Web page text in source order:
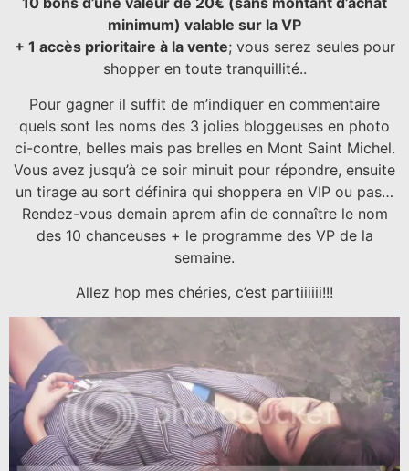
minimum) valable sur la VP
+ 1 accès prioritaire à la vente; vous serez seules pour
shopper en toute tranquillité..
Pour gagner il suffit de m’indiquer en commentaire
quels sont les noms des 3 jolies bloggeuses en photo
ci-contre, belles mais pas brelles en Mont Saint Michel.
Vous avez jusqu’à ce soir minuit pour répondre, ensuite
un tirage au sort définira qui shoppera en VIP ou pas…
Rendez-vous demain aprem afin de connaître le nom
des 10 chanceuses + le programme des VP de la
semaine.
Allez hop mes chéries, c’est partiiiiii!!!